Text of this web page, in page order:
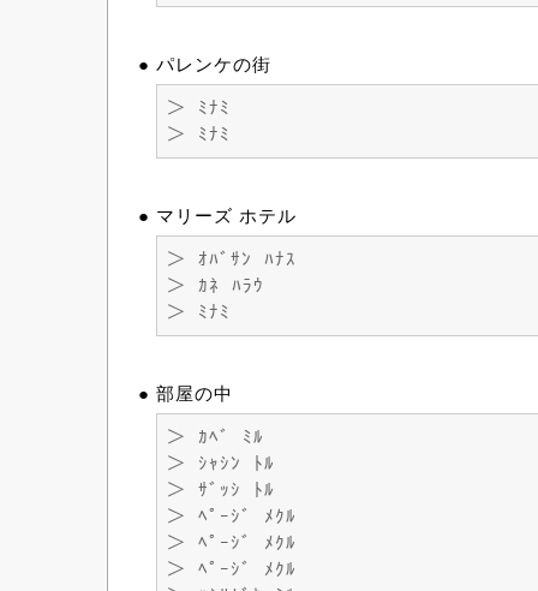
● パレンケの街
＞ ﾐﾅﾐ
＞ ﾐﾅﾐ
● マリーズ ホテル
＞ ｵﾊﾞｻﾝ ﾊﾅｽ
＞ ｶﾈ ﾊﾗｳ
＞ ﾐﾅﾐ
● 部屋の中
＞ ｶﾍﾞ ﾐﾙ
＞ ｼｬｼﾝ ﾄﾙ
＞ ｻﾞｯｼ ﾄﾙ
＞ ﾍﾟｰｼﾞ ﾒｸﾙ
＞ ﾍﾟｰｼﾞ ﾒｸﾙ
＞ ﾍﾟｰｼﾞ ﾒｸﾙ